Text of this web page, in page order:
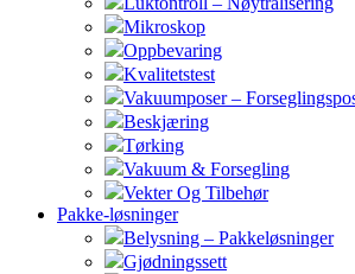
Mikroskop
Oppbevaring
Kvalitetstest
Vakuumposer –
Beskjæring
Tørking
Vakuum & Forsegling
Vekter Og Tilbehør
Pakke-løsninger
Belysning – Pakkeløsninger
Gjødningssett